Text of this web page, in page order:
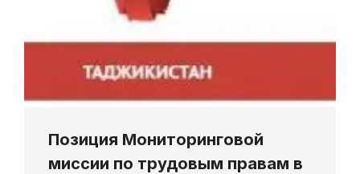
Позиция Мониторинговой
миссии по трудовым правам в